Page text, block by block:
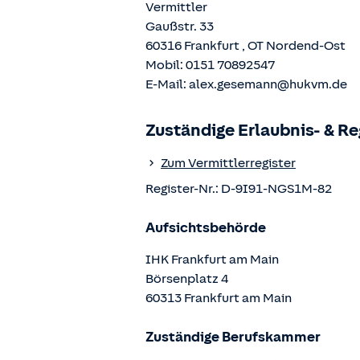
Vermittler
Gaußstr. 33
60316 Frankfurt , OT Nordend-Ost
Mobil: 0151 70892547
E-Mail: alex.gesemann@hukvm.de
Zuständige Erlaubnis- &
Zum Vermittlerregister
Register-Nr.: D-9I91-NGS1M-82
Aufsichtsbehörde
IHK Frankfurt am Main
Börsenplatz 4
60313 Frankfurt am Main
Zuständige Berufskammer